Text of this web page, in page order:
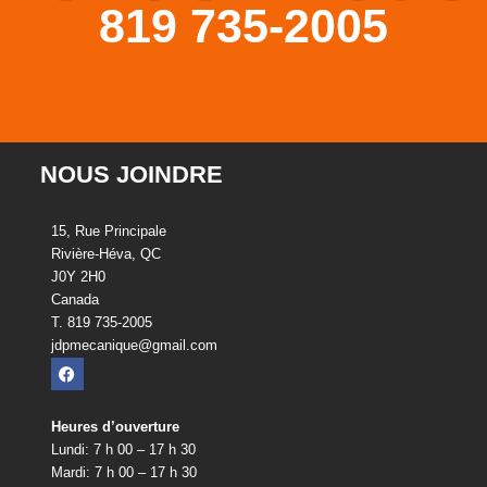
819 735-2005
NOUS JOINDRE
15, Rue Principale
Rivière-Héva, QC
J0Y 2H0
Canada
T. 819 735-2005
jdpmecanique@gmail.com
Heures d’ouverture
Lundi: 7 h 00 – 17 h 30
Mardi: 7 h 00 – 17 h 30